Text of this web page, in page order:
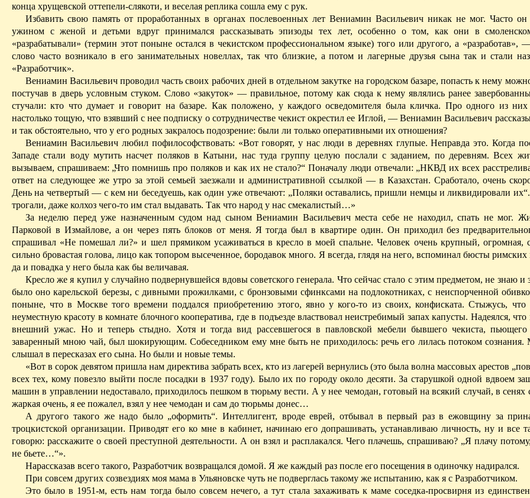
конца хрущевской оттепели-слякоти, и веселая реплика сошла ему с рук.
Избавить свою память от проработанных в органах послевоенных лет Вениамин Васильевич никак не мог. Часто
ужином с женой и детьми вдруг принимался рассказывать эпизоды тех лет, особенно о том, как они в
«разрабатывали» (термин этот поныне остался в чекистском профессиональном языке) того или другого, а «разработав»,
слово часто возникало в его занимательных новеллах, так что близкие, а потом и лагерные друзья сына так и стали
«Разработчик».
Вениамин Васильевич проводил часть своих рабочих дней в отдельном закутке на городском базаре, попасть к нему
постучав в дверь условным стуком. Слово «закуток» — правильное, потому как сюда к нему являлись ранее
стучали: кто что думает и говорит на базаре. Как положено, у каждого осведомителя была кличка. Про одного из
настолько тощую, что взявший с нее подписку о сотрудничестве чекист окрестил ее Иглой, — Вениамин Васильевич
и так обстоятельно, что у его родных закралось подозрение: были ли только оперативными их отношения?
Вениамин Васильевич любил пофилософствовать: «Вот говорят, у нас люди в деревнях глупые. Неправда это. Когда
Западе стали воду мутить насчет поляков в Катыни, нас туда группу целую послали с заданием, по деревням. Всех
вызываем, спрашиваем: „Чтопомнишь про поляков и как их не стало?“ Поначалу люди отвечали: „НКВД их всех
ответ на следующее же утро за этой семьей заезжали и административной ссылкой — в Казахстан. Сработало, очень
День на четвертый — с кем ни беседуешь, как один уже отвечают: „Поляки оставались, пришли немцы и ликвидировали
трогали, даже колхоз чего-то им стал выдавать. Так что народ у нас смекалистый…»
За неделю перед уже назначенным судом над сыном Вениамин Васильевич места себе не находил, спать не мог.
Парковой в Измайлове, а он через пять блоков от меня. Я тогда был в квартире один. Он приходил без
спрашивал «Не помешал ли?» и шел прямиком усаживатьсяв кресло в моей спальне. Человек очень крупный, огромная,
сильно бровастая голова, лицо как топором высеченное, бородавок много. Я всегда, глядя на него, вспоминал бюсты
да и повадка у него была как бы величавая.
Кресло же я купил у случайно подвернувшейся вдовы советского генерала. Что сейчас стало с этим предметом, не знаю и
было оно карельской березы, с дивными прожилками, с бронзовыми сфинксами на подлокотниках, с неиспорченной
поныне, что в Москве того времени поддался приобретению этого, явно у кого-то из своих, конфиската. Стыжусь, что
неуместную красоту в комнате блочного кооператива, где в подъезде властвовал неистребимый запах капусты. Надеялся, что
внешний ужас. Но и теперь стыдно. Хотя и тогда вид рассевшегося в павловской мебели бывшего чекиста, пьющего
заваренный мною чай, был шокирующим. Собеседником ему мне быть не приходилось: речь его лилась потоком сознания.
слышал в пересказах его сына. Но были и новые темы.
«Вот в сорок девятом пришла нам директива забрать всех, кто из лагерей вернулись (это была волна массовых арестов
всех тех, кому повезло выйти после посадки в 1937 году). Было их по городу около десяти. За старушкой одной вдвоем
машин в управлении недоставало, приходилось пешком в тюрьму вести. А у нее чемодан, готовый на всякий случай, в сенях
жаркая очень, я ее пожалел, взял у нее чемодан и сам до тюрьмы донес…
А другого такого же надо было „оформить“. Интеллигент, вроде еврей, отбывал в первый раз в ежовщину за
троцкистской организации. Приводят его ко мне в кабинет, начинаю его допрашивать, устанавливаю личность, ну и все
говорю: расскажите о своей преступной деятельности. А он взял и расплакался. Чего плачешь, спрашиваю? „Я плачу
не бьете…“».
Нарассказав всего такого, Разработчик возвращался домой. Я же каждый раз после его посещения в одиночку надирался.
При совсем других созвездиях моя мама в Ульяновске чуть не подверглась такому же испытанию, как я с Разработчиком.
Это было в 1951-м, есть нам тогда было совсем нечего, а тут стала захаживать к маме соседка-просвирня из